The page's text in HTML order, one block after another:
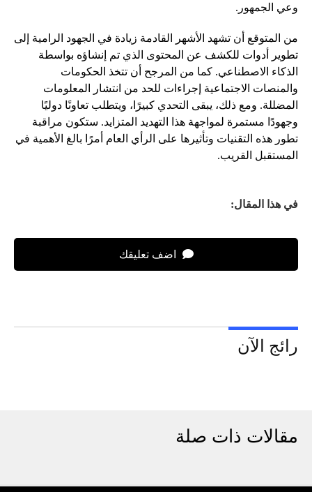
وعي الجمهور.
من المتوقع أن تشهد الأشهر القادمة زيادة في الجهود الرامية إلى
تطوير أدوات للكشف عن المحتوى الذي تم إنشاؤه بواسطة
الذكاء الاصطناعي. كما من المرجح أن تتخذ الحكومات
والمنصات الاجتماعية إجراءات للحد من انتشار المعلومات
المضللة. ومع ذلك، يبقى التحدي كبيرًا، ويتطلب تعاونًا دوليًا
وجهودًا مستمرة لمواجهة هذا التهديد المتزايد. ستكون مراقبة
تطور هذه التقنيات وتأثيرها على الرأي العام أمرًا بالغ الأهمية في
المستقبل القريب.
في هذا المقال:
اضف تعليقك
رائج الآن
مقالات ذات صلة